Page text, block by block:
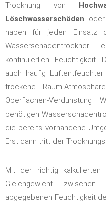
Trocknung von
Löschwasserschäden
haben für jeden Einsatz
Wasserschadentrockner
kontinuierlich Feuchtigkeit.
auch häufig
trockene Raum-
Oberflächen-
benötigen
die bereits vorhandene
Erst dann tritt der
Mit der richtig kalkulierten
Gleichgewicht
abgegebenen Feuchtigkeit